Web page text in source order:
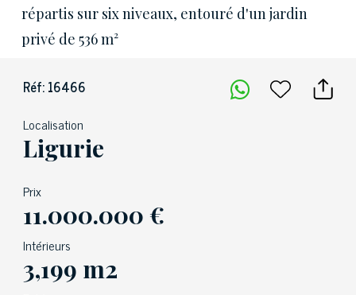
répartis sur six niveaux, entouré d'un jardin
privé de 536 m²
Réf: 16466
Localisation
Ligurie
Prix
11.000.000 €
Intérieurs
3,199 m2